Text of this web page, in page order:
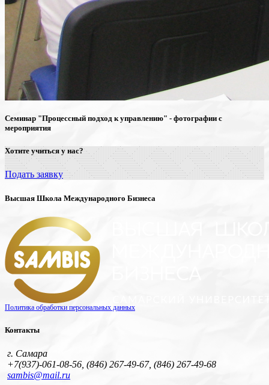
Семинар "Процессный подход к управлению" - фотографии с
мероприятия
Хотите учиться у нас?
Подать заявку
Высшая Школа Международного Бизнеса
Политика обработки персональных данных
Контакты
г. Самара
+7(937)-061-08-56, (846) 267-49-67, (846) 267-49-68
sambis@mail.ru